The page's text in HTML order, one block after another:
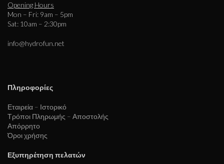
Opening Hours
Mon – Fri: 9am – 5pm
Sat: 10am – 2:30pm
info@hydrofun.net
Πληροφορίες
Εταιρεία – Ιστορικό
Τρόποι Πληρωμής – Αποστολής
Απόρρητο
Όροι χρήσης
Εξυπηρέτηση πελατών